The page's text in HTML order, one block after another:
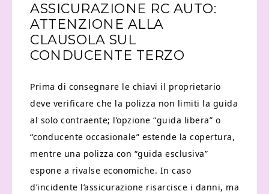
ASSICURAZIONE RC AUTO:
ATTENZIONE ALLA
CLAUSOLA SUL
CONDUCENTE TERZO
Prima di consegnare le chiavi il proprietario
deve verificare che la polizza non limiti la guida
al solo contraente; l’opzione “guida libera” o
“conducente occasionale” estende la copertura,
mentre una polizza con “guida esclusiva”
espone a rivalse economiche. In caso
d’incidente l’assicurazione risarcisce i danni, ma